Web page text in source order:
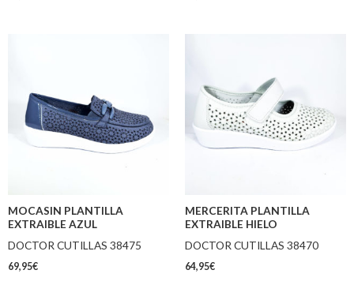
MOCASIN PLANTILLA
EXTRAIBLE AZUL
DOCTOR CUTILLAS 38475
69,95€
MERCERITA PLANTILLA
EXTRAIBLE HIELO
DOCTOR CUTILLAS 38470
64,95€